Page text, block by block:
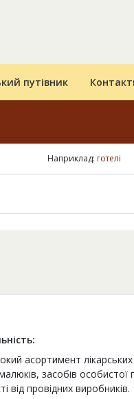
путівник
Наприклад: готелі
асортимент
засобів особистої
від провідних виробників.